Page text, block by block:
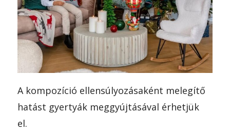
A kompozíció ellensúlyozásaként melegítő
hatást gyertyák meggyújtásával érhetjük
el.